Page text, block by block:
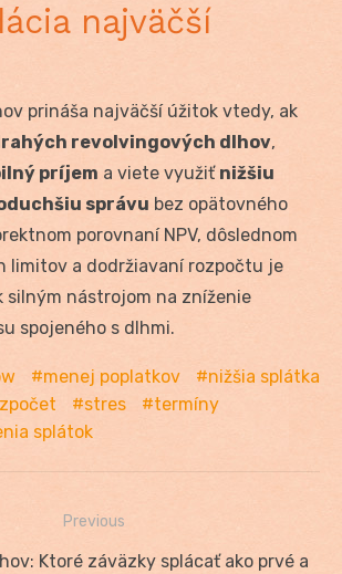
najväčší
prináša najväčší úžitok vtedy, ak
revolvingových dlhov,
príjem a viete využiť nižšiu
správu bez opätovného
porovnaní NPV, dôslednom
limitov a dodržiavaní rozpočtu je
silným nástrojom na zníženie
spojeného s dlhmi.
menej poplatkov
nižšia splátka
stres
termíny
splátok
Previous
Ktoré záväzky splácať ako prvé a